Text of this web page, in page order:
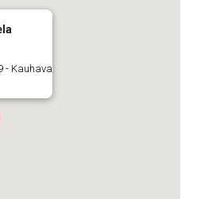
- Kauhava